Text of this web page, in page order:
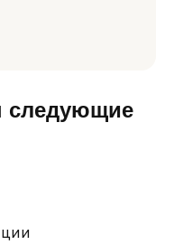
следующие